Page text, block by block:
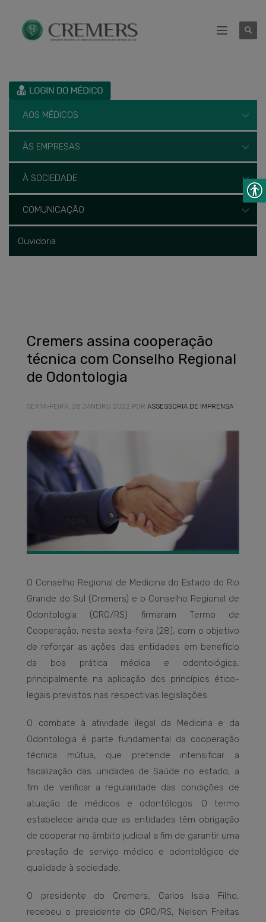
AOS MÉDICOS
ÀS EMPRESAS
À SOCIEDADE
COMUNICAÇÃO
Ouvidoria
Cremers assina cooperação
técnica com Conselho Regional
de Odontologia
SEXTA-FEIRA, 28 JANEIRO 2022 POR ASSESSORIA DE IMPRENSA
O Conselho Regional de Medicina do Estado do Rio
Grande do Sul (Cremers) e o Conselho Regional de
Odontologia (CRO/RS) firmaram Termo de
Cooperação, nesta sexta-feira (28), com o objetivo
de reforçar as ações das entidades em benefício
da boa prática médica e odontológica,
principalmente na aplicação dos princípios ético-
legais previstos nas respectivas legislações.
O combate à atividade ilegal da Medicina e da
Odontologia é parte fundamental da cooperação
técnica mútua, que pretende intensificar a
fiscalização das unidades de Saúde no estado, a
fim de verificar a regularidade das condições de
atuação de médicos e odontólogos. O termo
estabelece ainda que as entidades têm obrigação
de cooperar no âmbito judicial a fim de garantir uma
prestação de serviço médico e odontológico de
qualidade à sociedade.
O presidente do Cremers, Carlos Isaia Filho,
recebeu o presidente do CRO/RS, Nelson Freitas